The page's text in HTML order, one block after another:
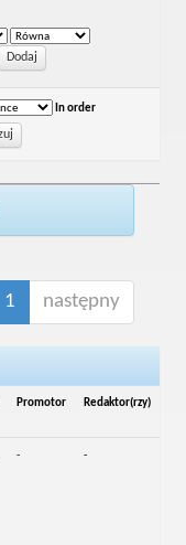
In order
1 następny
Promotor Redaktor(rzy)
- -